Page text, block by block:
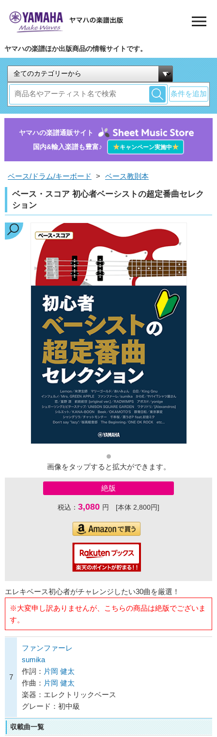
ヤマハの楽譜ほか出版商品の情報サイトです。
条件を追加
ヤマハの楽譜通販サイト
国内&輸入楽譜も豊富♪
★キャンペーン実施中★
ベース/ドラム/キーボード > ベース教則本
ベース・スコア 初心者ベーシストの超定番曲セレク
ション
画像をタップすると拡大ができます。
絶版
税込： 3,080 円 [本体 2,800円]
エレキベース初心者がチャレンジしたい30曲を厳選！
※大変申し訳ありませんが、こちらの商品は絶版でございま
す。
7
ファンファーレ
sumika
作詞： 片岡 健太
作曲： 片岡 健太
楽器：エレクトリックベース
グレード：初中級
収載曲一覧